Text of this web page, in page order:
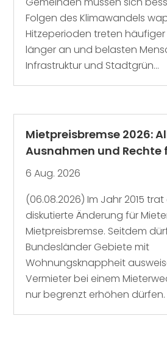
Folgen des Klimawandels
Hitzeperioden treten
länger an und belasten
Infrastruktur und Stadtgrün...
Mietpreisbremse 2026:
Ausnahmen und Rechte
6 Aug. 2026
(06.08.2026) Im Jahr 2015
diskutierte Änderung für
Mietpreisbremse. Seitdem
Bundesländer Gebiete mit
Wohnungsknappheit
Vermieter bei einem
nur begrenzt erhöhen dürfen.